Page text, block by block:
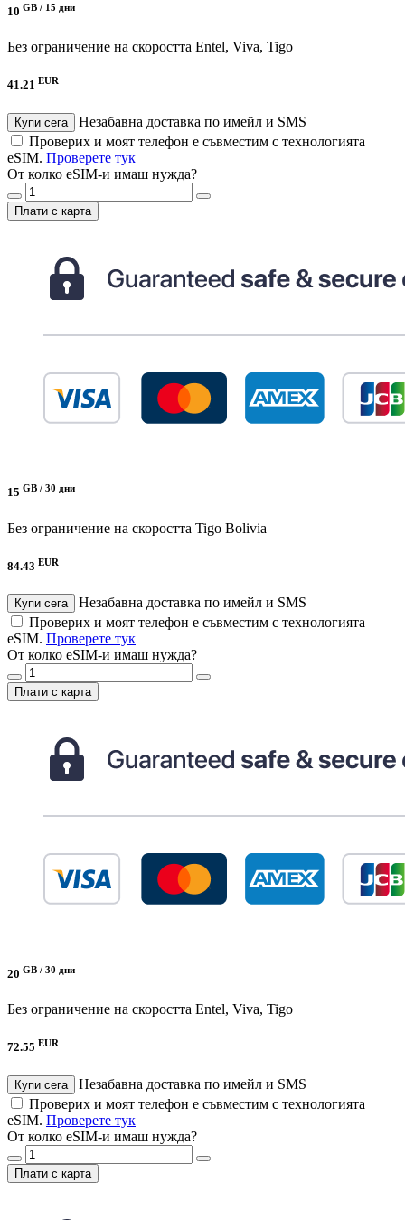
10 GB / 15 дни
Без ограничение на скоростта Entel, Viva, Tigo
41.21 EUR
Купи сега
Незабавна доставка по имейл и SMS
Проверих и моят телефон е съвместим с технологията
eSIM. Проверете тук
От колко eSIM-и имаш нужда?
Плати с карта
15 GB / 30 дни
Без ограничение на скоростта Tigo Bolivia
84.43 EUR
Купи сега
Незабавна доставка по имейл и SMS
Проверих и моят телефон е съвместим с технологията
eSIM. Проверете тук
От колко eSIM-и имаш нужда?
Плати с карта
20 GB / 30 дни
Без ограничение на скоростта Entel, Viva, Tigo
72.55 EUR
Купи сега
Незабавна доставка по имейл и SMS
Проверих и моят телефон е съвместим с технологията
eSIM. Проверете тук
От колко eSIM-и имаш нужда?
Плати с карта